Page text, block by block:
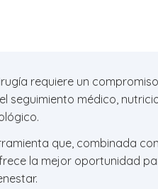
requiere un
seguimiento médico,
que, combinada
la mejor oportunidad